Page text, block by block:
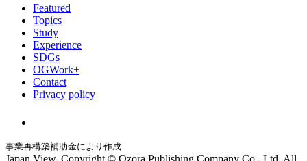
Featured
Topics
Study
Experience
SDGs
OGWork+
Contact
Privacy policy
事業再構築補助金により作成